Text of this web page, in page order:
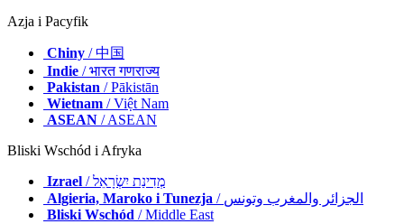
Azja i Pacyfik
Chiny / 中国
Indie / भारत गणराज्य
Pakistan / Pākistān
Wietnam / Việt Nam
ASEAN / ASEAN
Bliski Wschód i Afryka
Izrael
/ מְדִינַת יִשְׂרָאֵל
Algieria, Maroko i Tunezja
/ الجزائر والمغرب وتونس
Bliski Wschód / Middle East